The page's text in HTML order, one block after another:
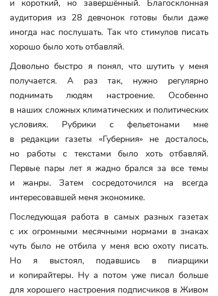
и короткий, но завершённый. Благосклонная
аудитория из 28 девчонок готовы были даже
иногда нас послушать. Так что стимулов писать
хорошо было хоть отбавляй.
Довольно быстро я понял, что шутить у меня
получается. А раз так, нужно регулярно
поднимать людям настроение. Особенно
в наших сложных климатических и политических
условиях. Рубрики с фельетонами мне
в редакции газеты «Губерния» не досталось,
но работы с текстами было хоть отбавляй.
Первые пары лет я жадно брался за все темы
и жанры. Затем сосредоточился на всегда
интересовавшей меня экономике.
Последующая работа в самых разных газетах
с их огромными месячными нормами в знаках
чуть было не отбила у меня всю охоту писать.
Но я выстоял, подавшись в пиарщики
и копирайтеры. Ну а потом уже писал больше
для хорошего настроения подписчиков в Живом